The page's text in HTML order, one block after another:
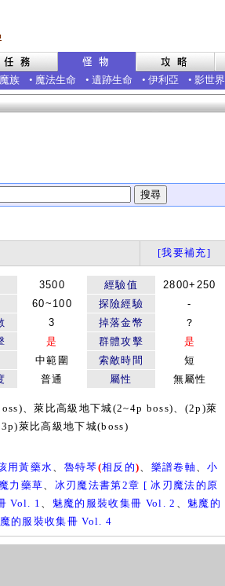
魔族 • 魔法生命 • 遺跡生命 • 伊利亞 • 影世界
[我要補充]
3500 經驗值
2800+250
60~100 探險經驗
-
3 掉落金幣
？
是 群體攻擊
是
中範圍 索敵時間
短
普通 屬性 無屬性
、萊比高級地下城(2~4p boss)、(2p)萊
萊比高級地下城(boss)
用黃藥水、 魯特琴 (相反的)、 樂譜卷軸 、小
魔力藥草、 冰刃魔法書第2章 [ 冰刃魔法的原
Vol. 1、 魅魔的服裝收集冊 Vol. 2 、 魅魔的
的服裝收集冊 Vol. 4